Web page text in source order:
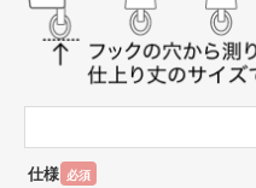
仕様 必須